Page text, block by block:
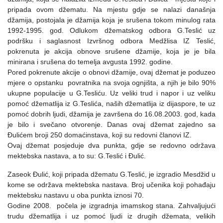
pripada ovom džematu. Na mjestu gdje se nalazi današnja
džamija, postojala je džamija koja je srušena tokom minulog rata
1992-1995. god. Odlukom džematskog odbora G.Teslić uz
podršku i saglasnost Izvršnog odbora Medžlisa IZ Teslić,
pokrenuta je akcija obnove srušene džamije, koja je je bila
minirana i srušena do temelja avgusta 1992. godine.
Pored pokrenute akcije o obnovi džamije, ovaj džemat je poduzeo
mjere o opstanku povratnika na svoja ognjišta, a njih je bilo 90%
ukupne populacije u G.Tesliću. Uz veliki trud i napor i uz veliku
pomoć džematlija iz G.Teslića, naših džematlija iz dijaspore, te uz
pomoć dobrih ljudi, džamija je završena do 16.08.2003. god, kada
je bilo i svečano otvorenje. Danas ovaj džemat zajedno sa
Ðulićem broji 250 domaćinstava, koji su redovni članovi IZ.
Ovaj džemat posjeduje dva punkta, gdje se redovno održava
mektebska nastava, a to su: G.Teslić i Ðulić.
Zaseok Ðulić, koji pripada džematu G.Teslić, je izgradio Mesdžid u
kome se održava mektebska nastava. Broj učenika koji pohađaju
mektebsku nastavu u oba punkta iznosi 70.
Godine 2008. počela je izgradnja imamskog stana. Zahvaljujući
trudu džematlija i uz pomoć ljudi iz drugih džemata, velikih